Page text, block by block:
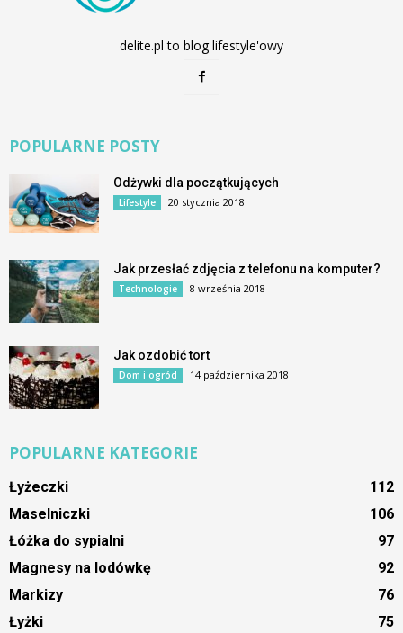
delite.pl to blog lifestyle'owy
POPULARNE POSTY
Odżywki dla początkujących
Lifestyle 20 stycznia 2018
Jak przesłać zdjęcia z telefonu na komputer?
Technologie 8 września 2018
Jak ozdobić tort
Dom i ogród 14 października 2018
POPULARNE KATEGORIE
Łyżeczki
112
Maselniczki
106
Łóżka do sypialni
97
Magnesy na lodówkę
92
Markizy
76
Łyżki
75